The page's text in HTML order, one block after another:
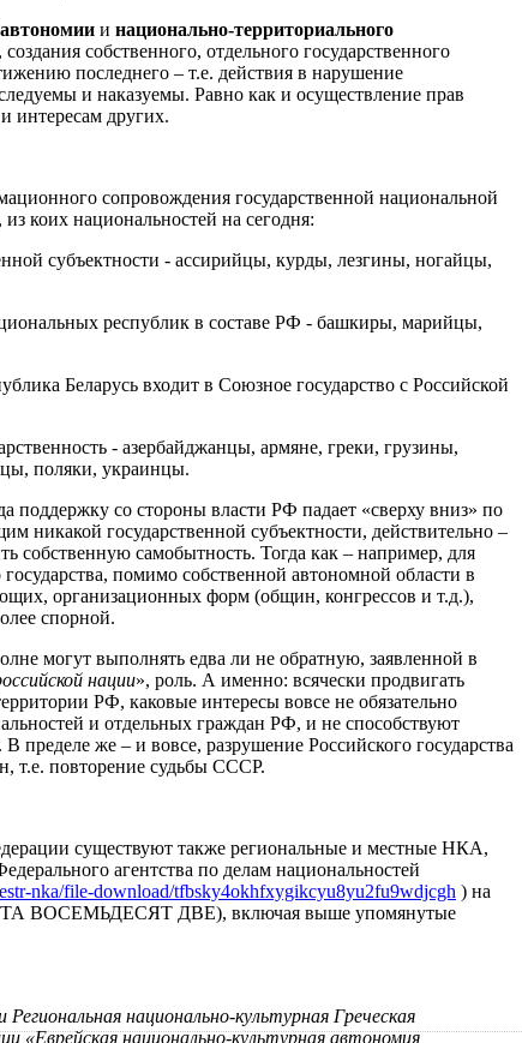
и национально-территориального
собственного, отдельного государственного
последнего – т.е. действия в нарушение
и наказуемы. Равно как и осуществление прав
интересам других.
сопровождения государственной национальной
коих национальностей на сегодня:
субъектности - ассирийцы, курды, лезгины, ногайцы,
республик в составе РФ - башкиры, марийцы,
Беларусь входит в Союзное государство с Российской
- азербайджанцы, армяне, греки, грузины,
поляки, украинцы.
поддержку со стороны власти РФ падает «сверху вниз» по
никакой государственной субъектности, действительно –
собственную самобытность. Тогда как – например, для
помимо собственной автономной области в
организационных форм (общин, конгрессов и т.д.),
спорной.
могут выполнять едва ли не обратную, заявленной в
нации», роль. А именно: всячески продвигать
РФ, каковые интересы вовсе не обязательно
и отдельных граждан РФ, и не способствуют
пределе же – и вовсе, разрушение Российского государства
т.е. повторение судьбы СССР.
существуют также региональные и местные НКА,
агентства по делам национальностей
nka/file-download/tfbsky4okhfxygikcyu8yu2fu9wdjcgh ) на
ВОСЕМЬДЕСЯТ ДВЕ), включая выше упомянутые
национально-культурная Греческая
«Еврейская национально-культурная автономия